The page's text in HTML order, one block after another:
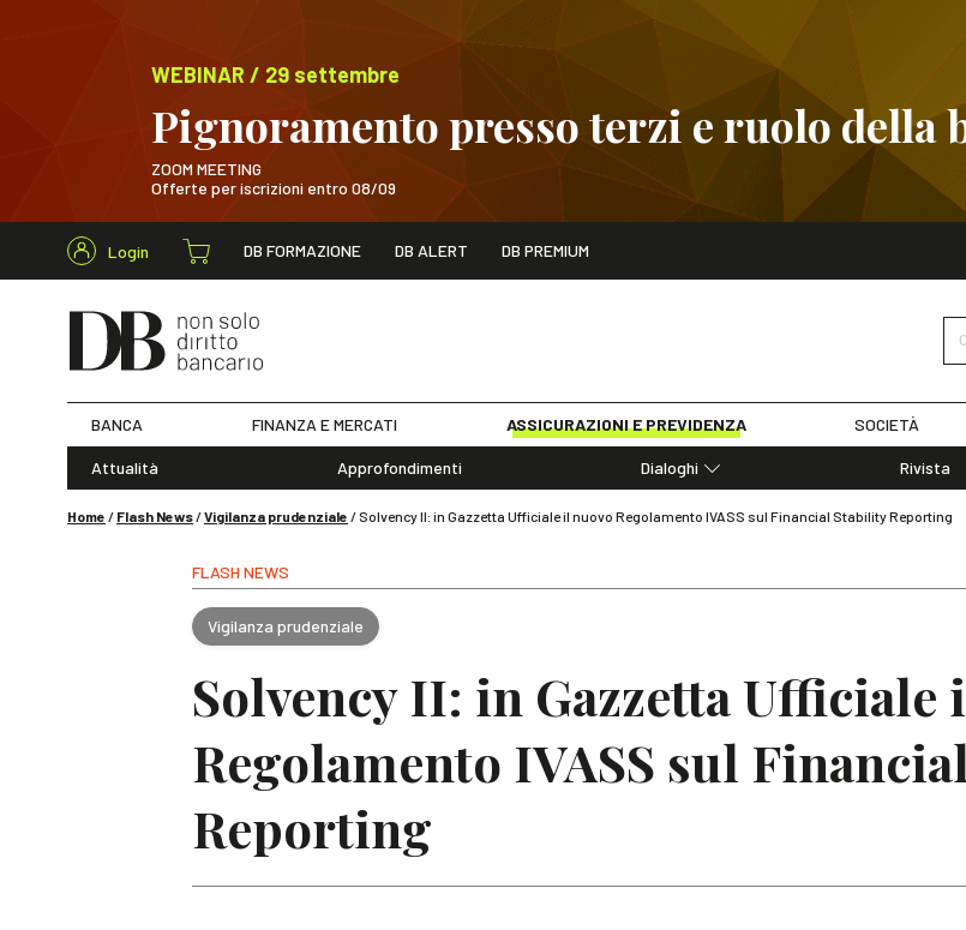
WEBINAR / 29 settembre
Pignoramento presso terzi e ruolo della
ZOOM MEETING
Offerte per iscrizioni entro 08/09
WEBINAR / 29 settembre
Login DB FORMAZIONE DB ALERT DB PREMIUM
Cerca nel sito
BANCA FINANZA E MERCATI ASSICURAZIONI E PREVIDENZA SOCIETÀ
Attualità Approfondimenti
Dialoghi
Rivista
Home / Flash News/Vigilanza prudenziale / Solvency II: in Gazzetta Ufficiale il nuovo Regolamento IVASS sul Financial Stability Reporting
FLASH NEWS
Vigilanza prudenziale
Solvency II: in Gazzetta Ufficiale
Regolamento IVASS sul
Reporting